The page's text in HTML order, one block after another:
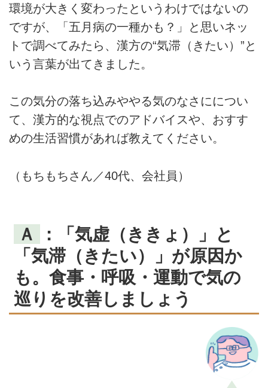
環境が大きく変わったというわけではないの
ですが、「五月病の一種かも？」と思いネッ
トで調べてみたら、漢方の“気滞（きたい）”と
いう言葉が出てきました。
この気分の落ち込みややる気のなさにについ
て、漢方的な視点でのアドバイスや、おすす
めの生活習慣があれば教えてください。
（もちもちさん／40代、会社員）
Ａ
：「気虚（ききょ）」と
「気滞（きたい）」が原因か
も。食事・呼吸・運動で気の
巡りを改善しましょう